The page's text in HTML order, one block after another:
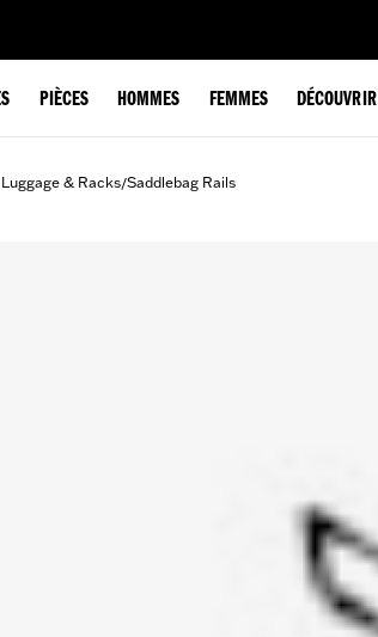
PIÈCES HOMMES FEMMES
& Racks/Saddlebag Rails